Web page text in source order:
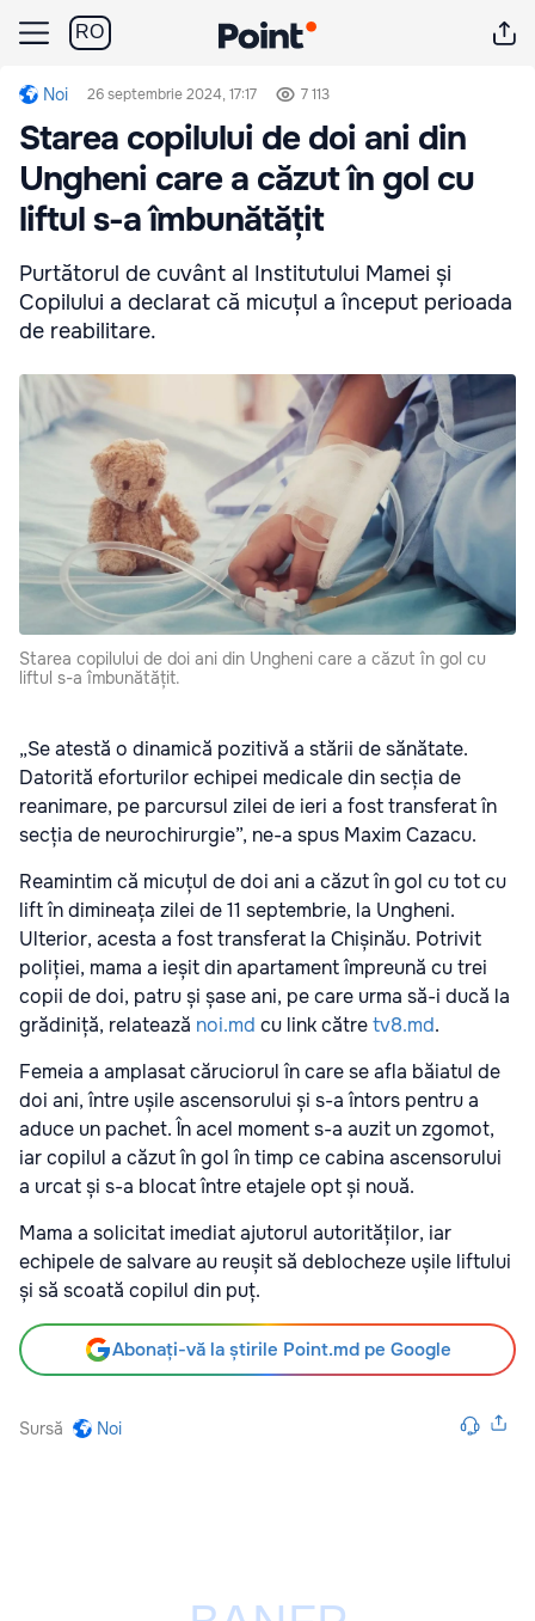
RO
Noi 26 septembrie 2024, 17:17 7 113
Starea copilului de doi ani din
Ungheni care a căzut în gol cu
liftul s-a îmbunătățit
Purtătorul de cuvânt al Institutului Mamei și
Copilului a declarat că micuțul a început perioada
de reabilitare.
Starea copilului de doi ani din Ungheni care a căzut în gol cu
liftul s-a îmbunătățit.
„Se atestă o dinamică pozitivă a stării de sănătate.
Datorită eforturilor echipei medicale din secția de
reanimare, pe parcursul zilei de ieri a fost transferat în
secția de neurochirurgie”, ne-a spus Maxim Cazacu.
Reamintim că micuțul de doi ani a căzut în gol cu tot cu
lift în dimineața zilei de 11 septembrie, la Ungheni.
Ulterior, acesta a fost transferat la Chișinău. Potrivit
poliției, mama a ieșit din apartament împreună cu trei
copii de doi, patru și șase ani, pe care urma să-i ducă la
grădiniță, relatează noi.md cu link cătretv8.md.
Femeia a amplasat căruciorul în care se afla băiatul de
doi ani, între ușile ascensorului și s-a întors pentru a
aduce un pachet. În acel moment s-a auzit un zgomot,
iar copilul a căzut în gol în timp ce cabina ascensorului
a urcat și s-a blocat între etajele opt și nouă.
Mama a solicitat imediat ajutorul autorităților, iar
echipele de salvare au reușit să deblocheze ușile liftului
și să scoată copilul din puț.
Abonați-vă la știrile Point.md pe Google
Sursă Noi